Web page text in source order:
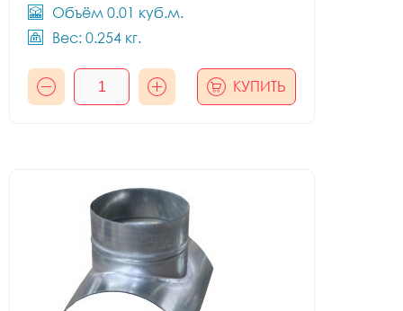
Объём 0.01 куб.м.
Вес: 0.254 кг.
КУПИТЬ